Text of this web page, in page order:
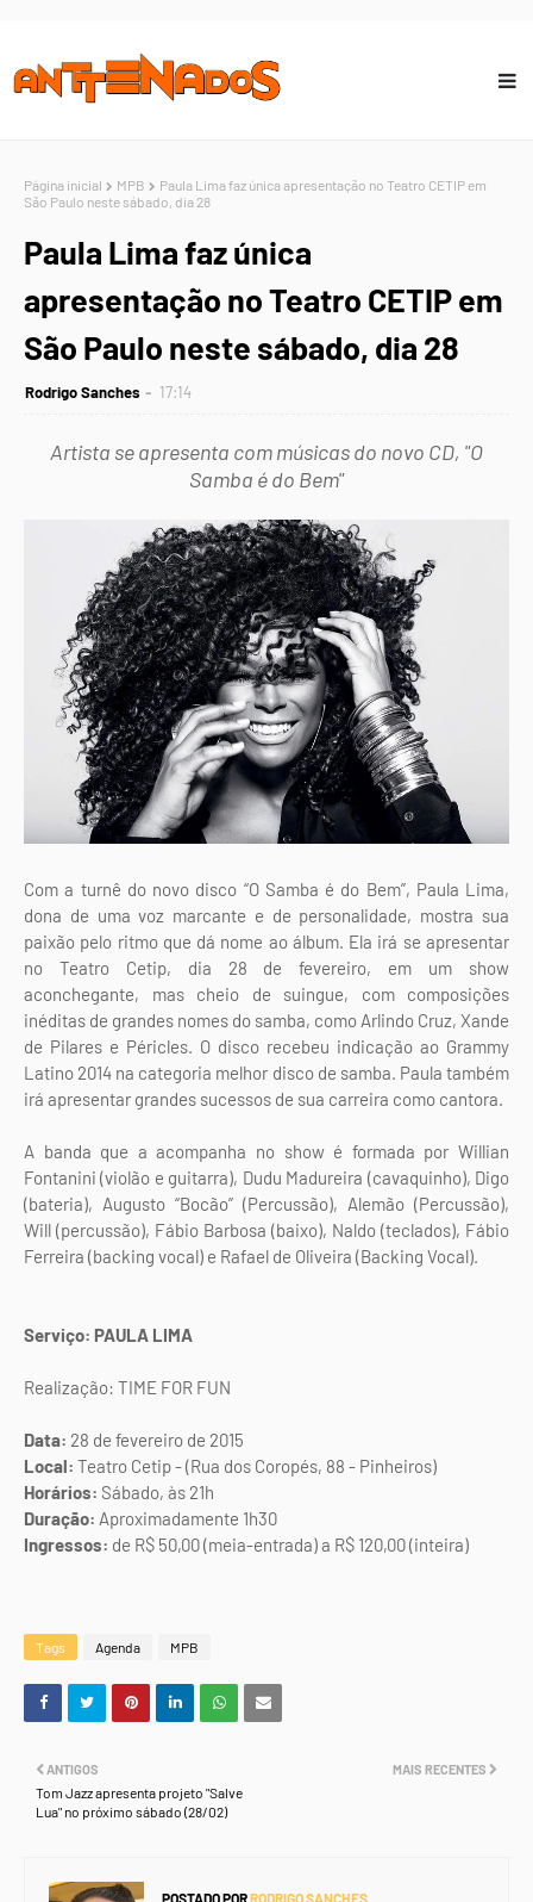
Página inicial MPB
Paula Lima faz única apresentação no Teatro CETIP em
São Paulo neste sábado, dia 28
Paula Lima faz única
apresentação no Teatro CETIP em
São Paulo neste sábado, dia 28
Rodrigo Sanches 17:14
Artista se apresenta com músicas do novo CD, "O
Samba é do Bem"
Com a turnê do novo disco “O Samba é do Bem”, Paula Lima,
dona de uma voz marcante e de personalidade, mostra sua
paixão pelo ritmo que dá nome ao álbum. Ela irá se apresentar
no Teatro Cetip, dia 28 de fevereiro, em um show
aconchegante, mas cheio de suingue, com composições
inéditas de grandes nomes do samba, como Arlindo Cruz, Xande
de Pilares e Péricles. O disco recebeu indicação ao Grammy
Latino 2014 na categoria melhor disco de samba. Paula também
irá apresentar grandes sucessos de sua carreira como cantora.
A banda que a acompanha no show é formada por Willian
Fontanini (violão e guitarra), Dudu Madureira (cavaquinho), Digo
(bateria), Augusto “Bocão” (Percussão), Alemão (Percussão),
Will (percussão), Fábio Barbosa (baixo), Naldo (teclados), Fábio
Ferreira (backing vocal) e Rafael de Oliveira (Backing Vocal).
Serviço: PAULA LIMA
Realização: TIME FOR FUN
Data: 28 de fevereiro de 2015
Local: Teatro Cetip - (Rua dos Coropés, 88 - Pinheiros)
Horários: Sábado, às 21h
Duração: Aproximadamente 1h30
Ingressos: de R$ 50,00 (meia-entrada) a R$ 120,00 (inteira)
Tags Agenda MPB
MAIS RECENTES
ANTIGOS
Tom Jazz apresenta projeto "Salve
Lua" no próximo sábado (28/02)
POSTADO PORRODRIGO SANCHES